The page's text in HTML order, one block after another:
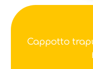
Cappotto